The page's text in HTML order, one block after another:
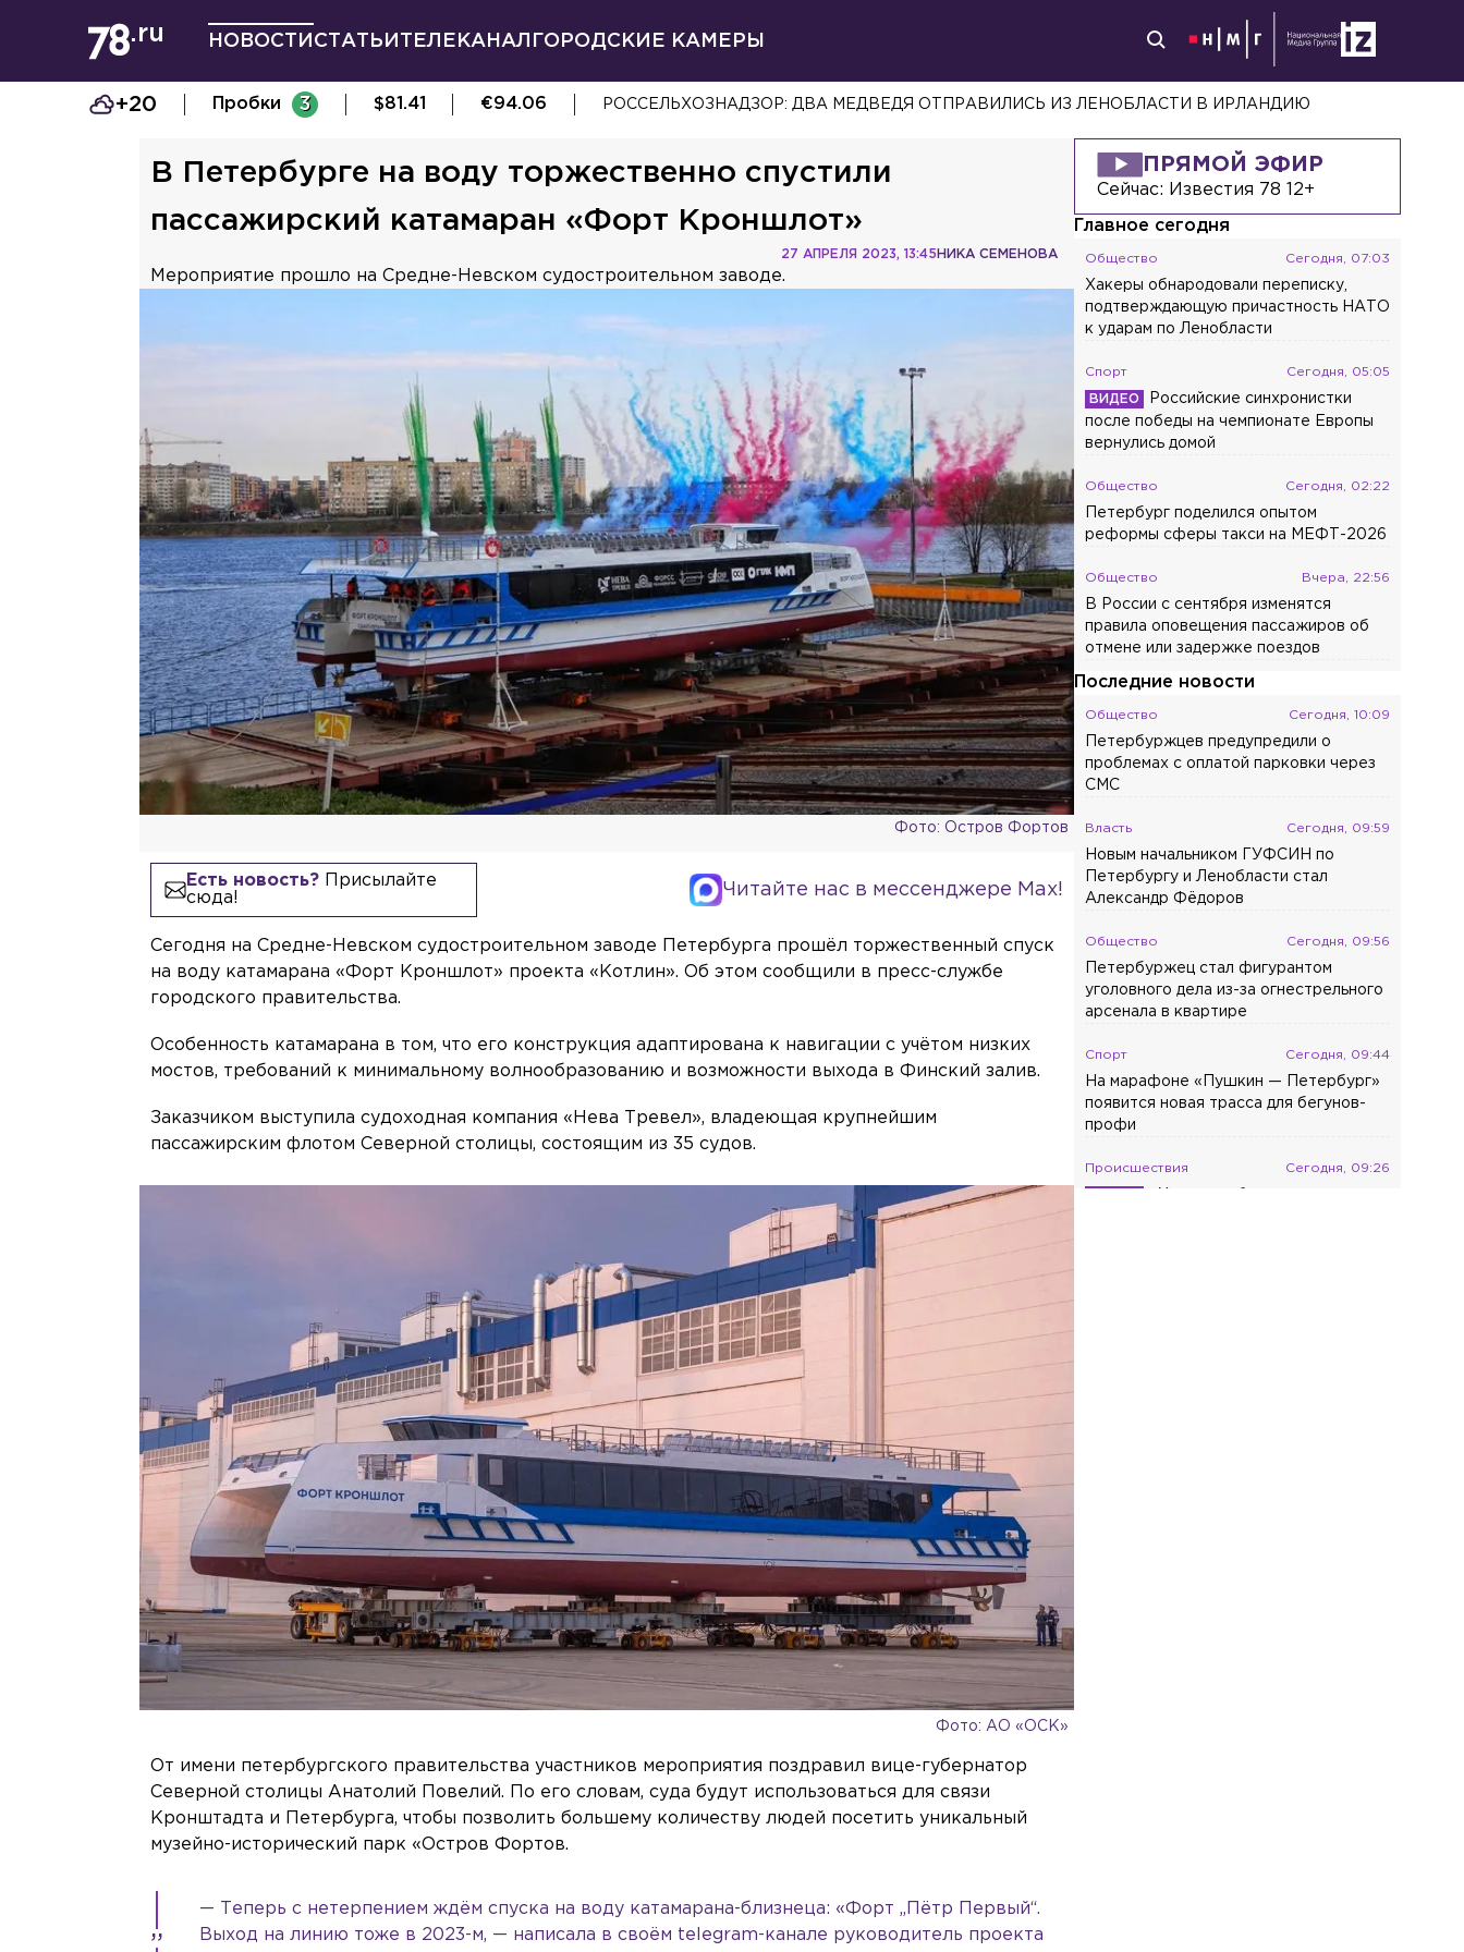
НОВОСТИ СТАТЬИ ТЕЛЕКАНАЛ ГОРОДСКИЕ КАМЕРЫ
+20 Пробки 3 $81.41 €94.06 РОССЕЛЬХОЗНАДЗОР: ДВА МЕДВЕДЯ ОТПРАВИЛИСЬ ИЗ ЛЕНОБЛАСТИ В ИРЛАНДИЮ
В Петербурге на воду торжественно спустили
пассажирский катамаран «Форт Кроншлот»
НИКА СЕМЕНОВА
27 АПРЕЛЯ 2023, 13:45
Мероприятие прошло на Средне-Невском судостроительном заводе.
Фото: Остров Фортов
Есть новость?Присылайте
сюда!
Читайте нас в мессенджере Max!
Сегодня на Средне-Невском судостроительном заводе Петербурга прошёл торжественный спуск
на воду катамарана «Форт Кроншлот» проекта «Котлин». Об этом сообщили в пресс-службе
городского правительства.
Особенность катамарана в том, что его конструкция адаптирована к навигации с учётом низких
мостов, требований к минимальному волнообразованию и возможности выхода в Финский залив.
Заказчиком выступила судоходная компания «Нева Тревел», владеющая крупнейшим
пассажирским флотом Северной столицы, состоящим из 35 судов.
Фото: АО «ОСК»
От имени петербургского правительства участников мероприятия поздравил вице-губернатор
Северной столицы Анатолий Повелий. По его словам, суда будут использоваться для связи
Кронштадта и Петербурга, чтобы позволить большему количеству людей посетить уникальный
музейно-исторический парк «Остров Фортов.
— Теперь с нетерпением ждём спуска на воду катамарана-близнеца: «Форт „Пётр Первый“.
Выход на линию тоже в 2023-м, — написала в своём telegram-канале руководитель проекта
ПРЯМОЙ ЭФИР
Сейчас: Известия 78 12+
Главное сегодня
Общество Сегодня, 07:03
Хакеры обнародовали переписку,
подтверждающую причастность НАТО
к ударам по Ленобласти
Спорт Сегодня, 05:05
Российские синхронистки
после победы на чемпионате Европы
вернулись домой
Общество Сегодня, 02:22
Петербург поделился опытом
реформы сферы такси на МЕФТ-2026
Общество Вчера, 22:56
В России с сентября изменятся
правила оповещения пассажиров об
отмене или задержке поездов
Последние новости
Общество Сегодня, 10:09
Петербуржцев предупредили о
проблемах с оплатой парковки через
СМС
Власть Сегодня, 09:59
Новым начальником ГУФСИН по
Петербургу и Ленобласти стал
Александр Фёдоров
Общество Сегодня, 09:56
Петербуржец стал фигурантом
уголовного дела из-за огнестрельного
арсенала в квартире
Спорт Сегодня, 09:44
На марафоне «Пушкин — Петербург»
появится новая трасса для бегунов-
профи
Происшествия Сегодня, 09:26